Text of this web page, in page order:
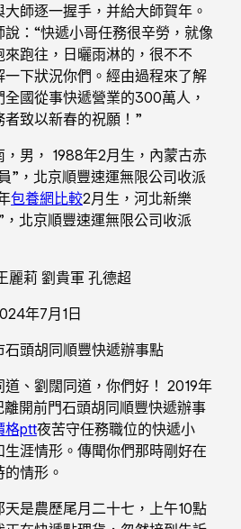
師逐一握手，并給大師賀年。
：“快遞小哥任務很辛勞，就像
跑往，日曬雨淋的，很不不
下狀況你們。經由過程來了解
國從事快遞營業的300萬人，
致以新春的祝願！”
，男， 1988年2月生，內蒙古赤
”，北京順豐速運無限公司收派
包養網比較2月生，河北新樂
，北京順豐速運無限公司收派
麗莉 劉貴軍 孔德超
年7月1日
石頭胡同順豐快遞辦事點
、劉闊同道，你們好！ 2019年
開前門石頭胡同順豐快遞辦事
格ptt夜苦守任務職位的快遞小
涯情形。傳聞你們那時剛好在
情形。
是農歷尾月二十七，上午10點